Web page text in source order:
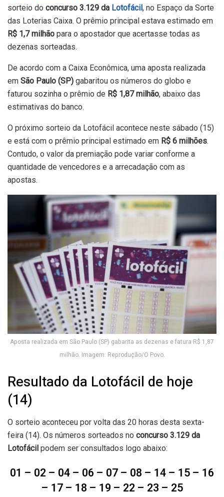
sorteio do concurso 3.129 da Lotofácil, no Espaço da Sorte
das Loterias Caixa. O prêmio principal estava estimado em
R$ 1,7 milhão para o apostador que acertasse todas as
dezenas sorteadas.
De acordo com a Caixa Econômica, uma aposta realizada
em São Paulo (SP) gabaritou os números do globo e
faturou sozinha o prêmio de R$ 1,87 milhão, abaixo das
estimativas do banco.
O próximo sorteio da Lotofácil acontece neste sábado (15)
e está com o prêmio principal estimado em R$ 6 milhões.
Contudo, o valor da premiação pode variar conforme a
quantidade de vencedores e a arrecadação com as
apostas.
Aposta realizada em São Paulo (SP) gabarita as dezenas e fatura R$ 1,87
milhão. Imagem: Reprodução/O Povo.
Resultado da Lotofácil de hoje
(14)
O sorteio aconteceu por volta das 20 horas desta sexta-
feira (14). Os números sorteados no concurso 3.129 da
Lotofácil podem ser consultados logo abaixo:
01 – 02 – 04 – 06 – 07 – 08 – 14 – 15 – 16
– 17 – 18 – 19 – 22 – 23 – 25